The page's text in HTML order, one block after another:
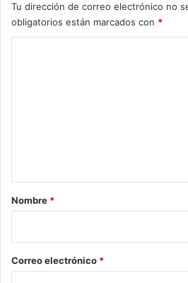
Tu dirección de correo electrónico no
obligatorios están marcados con *
r
*
Nombre *
Correo electrónico *